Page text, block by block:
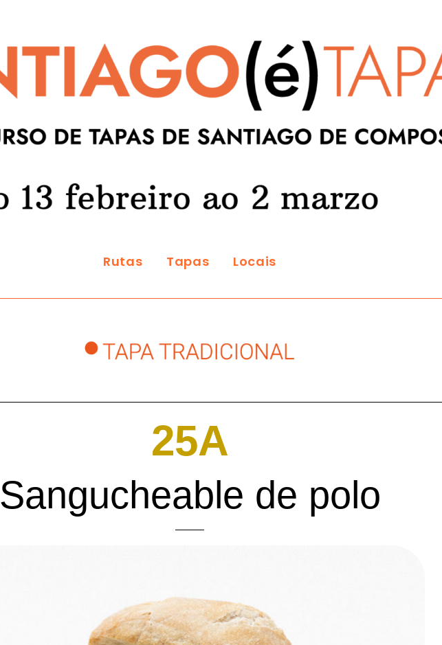
Rutas Tapas Locais
25A
Sangucheable de polo